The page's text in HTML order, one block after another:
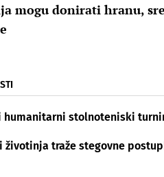
mogu donirati hranu,
stolnoteniski
traže stegovne